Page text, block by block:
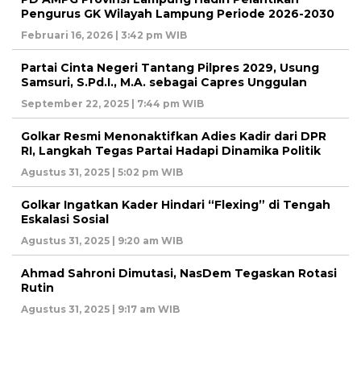
Pengurus GK Wilayah Lampung Periode 2026-2030
Februari 16, 2026 | 3:42 pm WIB
Partai Cinta Negeri Tantang Pilpres 2029, Usung
Samsuri, S.Pd.I., M.A. sebagai Capres Unggulan
September 22, 2025 | 7:44 pm WIB
Golkar Resmi Menonaktifkan Adies Kadir dari DPR
RI, Langkah Tegas Partai Hadapi Dinamika Politik
Agustus 31, 2025 | 5:02 pm WIB
Golkar Ingatkan Kader Hindari “Flexing” di Tengah
Eskalasi Sosial
Agustus 31, 2025 | 9:20 am WIB
Ahmad Sahroni Dimutasi, NasDem Tegaskan Rotasi
Rutin
Agustus 31, 2025 | 9:17 am WIB